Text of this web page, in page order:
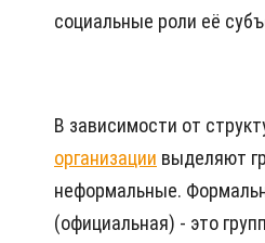
социальные роли её
В зависимости от
организации выделяют
неформальные.
(официальная) - это